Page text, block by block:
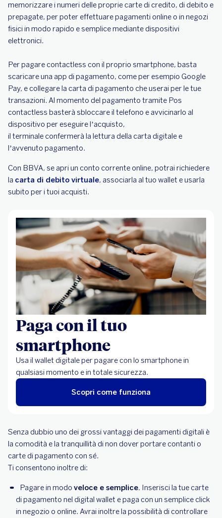
memorizzare i numeri delle proprie carte di credito, di debito e
prepagate, per poter effettuare pagamenti online o in negozi
fisici in modo rapido e semplice mediante dispositivi
elettronici.
Per pagare contactless con il proprio smartphone, basta
scaricare una app di pagamento, come per esempio Google
Pay, e collegare la carta di pagamento che userai per le tue
transazioni. Al momento del pagamento tramite Pos
contactless basterà sbloccare il telefono e avvicinarlo al
dispositivo per eseguire l’acquisto,
il terminale confermerà la lettura della carta digitale e
l’avvenuto pagamento.
Con BBVA, se apri un conto corrente online, potrai richiedere
la carta di debito virtuale, associarla al tuo wallet e usarla
subito per i tuoi acquisti.
Paga con il tuo
smartphone
Usa il wallet digitale per pagare con lo smartphone in
qualsiasi momento e in totale sicurezza.
Scopri come funziona
Senza dubbio uno dei grossi vantaggi dei pagamenti digitali è
la comodità e la tranquillità di non dover portare contanti o
carte di pagamento con sé.
Ti consentono inoltre di:
Pagare in modo veloce e semplice. Inserisci la tue carte
di pagamento nel digital wallet e paga con un semplice click
in negozio o online. Avrai inoltre la possibilità di controllare